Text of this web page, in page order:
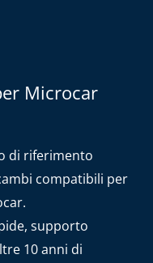
Microcar
di riferimento
compatibili per
supporto
10 anni di